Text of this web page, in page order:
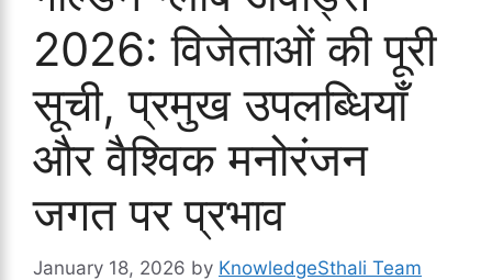
2026: विजेताओं की पूरी
सूची, प्रमुख उपलब्धियाँ
और वैश्विक मनोरंजन
जगत पर प्रभाव
January 18, 2026 by KnowledgeSthali Team